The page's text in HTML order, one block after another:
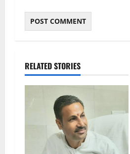
RELATED STORIES